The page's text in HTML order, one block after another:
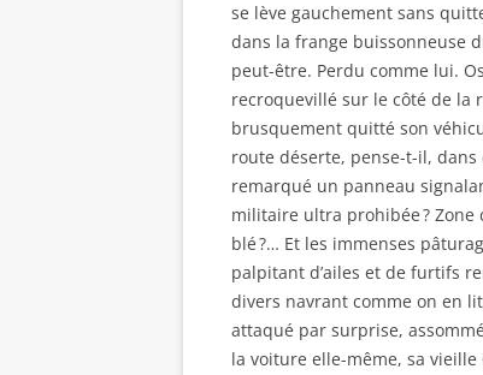
se lève gauchement sans
dans la frange buissonneuse
peut-être. Perdu comme lui.
recroquevillé sur le côté de la
brusquement quitté son
route déserte, pense-t-il, dans
remarqué un panneau
militaire ultra prohibée ? Zone
blé ?… Et les immenses
palpitant d’ailes et de furtifs
divers navrant comme on en
attaqué par surprise,
la voiture elle-même, sa vieille